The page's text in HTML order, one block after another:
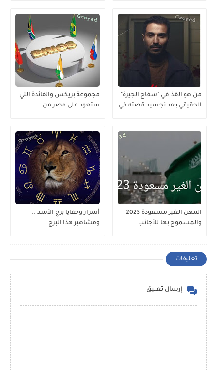
من هو القذافي "سفاح الجيزة"
الحقيقي بعد تجسيد قصته في
مجموعة بريكس والفائدة التي
ستعود على مصر من
المهن الغير مسعودة 2023
والمسموح بها للأجانب
أسرار وخفايا برج الأسد ..
ومشاهير هذا البرج
تعليقات
إرسال تعليق